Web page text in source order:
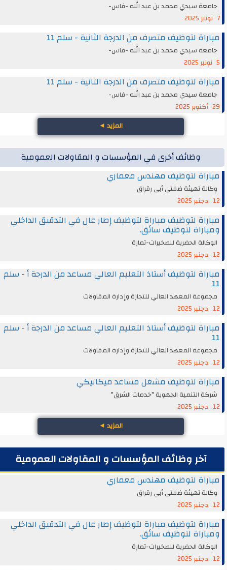
جامعة سيدي محمد بن عبد الله -فاس-
مباراة لتوظيف متصرف من الدرجة الثانية - سلم 11
جامعة سيدي محمد بن عبد الله -فاس-
مباراة لتوظيف متصرف من الدرجة الثانية - سلم 11
جامعة سيدي محمد بن عبد الله -فاس-
29 أكتوبر 2025
المزيد◄
وظائف أخرى في المؤسسات و المقاولات العمومية
مباراة لتوظيف مهندس معماري
وكالة تهيئة ضفتي أبي رقراق
12 دجنبر 2025
مباراة لتوظيف مباراة لتوظيف إطار عال في التدقيق الداخلي
ومباراة لتوظيف سائق.
الوكالة الحضرية للصخيرات-تمارة
12 دجنبر 2025
مباراة لتوظيف أستاذ التعليم العالي مساعد من الدرجة أ - سلم
11
مجموعة المعهد العالي للتجارة وإدارة المقاولات
12 دجنبر 2025
مباراة لتوظيف أستاذ التعليم العالي مساعد من الدرجة أ - سلم
11
مجموعة المعهد العالي للتجارة وإدارة المقاولات
12 دجنبر 2025
مباراة لتوظيف مشغل مساعد ميكانيكي
شركة التنمية الجهوية "خدمات الشرق"
12 دجنبر 2025
المزيد◄
آخر وظائف المؤسسات و المقاولات العمومية
مباراة لتوظيف مهندس معماري
وكالة تهيئة ضفتي أبي رقراق
12 دجنبر 2025
مباراة لتوظيف مباراة لتوظيف إطار عال في التدقيق الداخلي
ومباراة لتوظيف سائق.
الوكالة الحضرية للصخيرات-تمارة
12 دجنبر 2025